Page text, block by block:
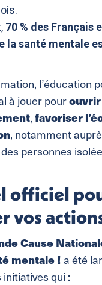
70 % des Français
la santé mentale
l’éducation
à jouer pour
,favoriser
, notamment
personnes
officiel
vos
Cause
mentale !a été
qui :